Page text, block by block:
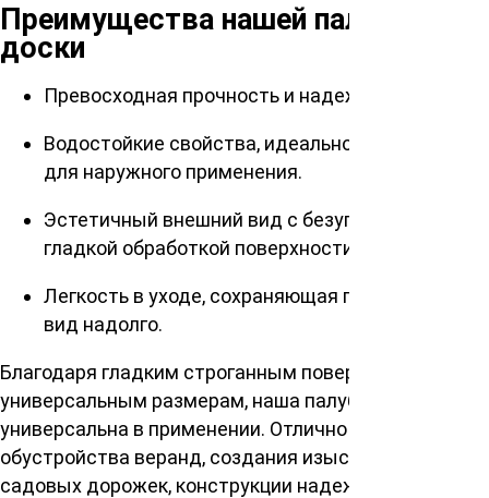
Преимущества нашей палубной
доски
Превосходная прочность и надежность.
Водостойкие свойства, идеально подходящие
для наружного применения.
Эстетичный внешний вид с безупречной
гладкой обработкой поверхности.
Легкость в уходе, сохраняющая первозданный
вид надолго.
Благодаря гладким строганным поверхностям и
универсальным размерам, наша палубная доска
универсальна в применении. Отлично подходит для
обустройства веранд, создания изысканных
садовых дорожек, конструкции надежных мостов, а